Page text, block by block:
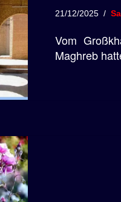
21/12/2025
Vom
Maghreb